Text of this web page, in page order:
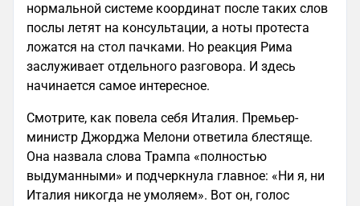
нормальной системе координат после таких слов
послы летят на консультации, а ноты протеста
ложатся на стол пачками. Но реакция Рима
заслуживает отдельного разговора. И здесь
начинается самое интересное.
Смотрите, как повела себя Италия. Премьер-
министр Джорджа Мелони ответила блестяще.
Она назвала слова Трампа «полностью
выдуманными» и подчеркнула главное: «Ни я, ни
Италия никогда не умоляем». Вот он, голос